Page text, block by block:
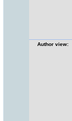
Author view: